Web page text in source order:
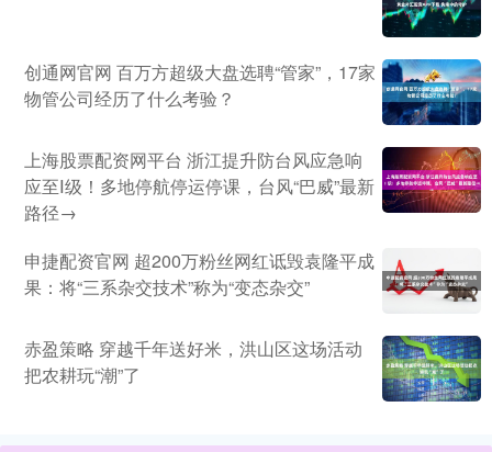
创通网官网 百万方超级大盘选聘“管家”，17家
物管公司经历了什么考验？
上海股票配资网平台 浙江提升防台风应急响
应至Ⅰ级！多地停航停运停课，台风“巴威”最新
路径→
申捷配资官网 超200万粉丝网红诋毁袁隆平成
果：将“三系杂交技术”称为“变态杂交”
赤盈策略 穿越千年送好米，洪山区这场活动
把农耕玩“潮”了